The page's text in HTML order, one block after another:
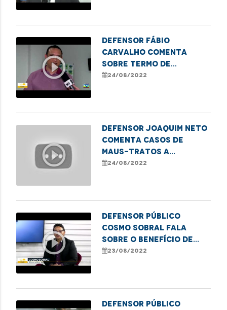
play_circle_outline
Defensor Fábio
Carvalho comenta
sobre termo de
cooperação que
24/08/2022
play_circle_outline
DEFENSOR JOAQUIM NETO
COMENTA CASOS DE
MAUS-TRATOS A
CRIANÇAS NO MARANHÃO
24/08/2022
play_circle_outline
Defensor Público
Cosmo Sobral fala
sobre o Benefício de
Prestação Continuada
23/08/2022
Defensor Público